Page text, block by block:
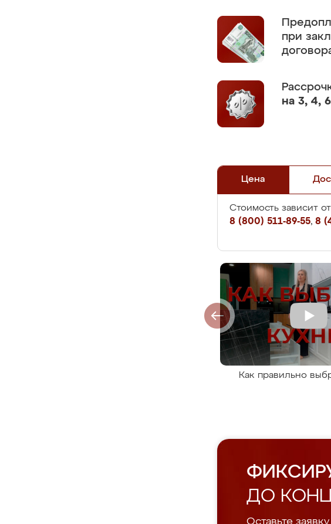
при
на 3, 4,
Цена
Стоимость зависит от
8 (800) 511-89-55, 8
Как правильно
ДО
Оставьте